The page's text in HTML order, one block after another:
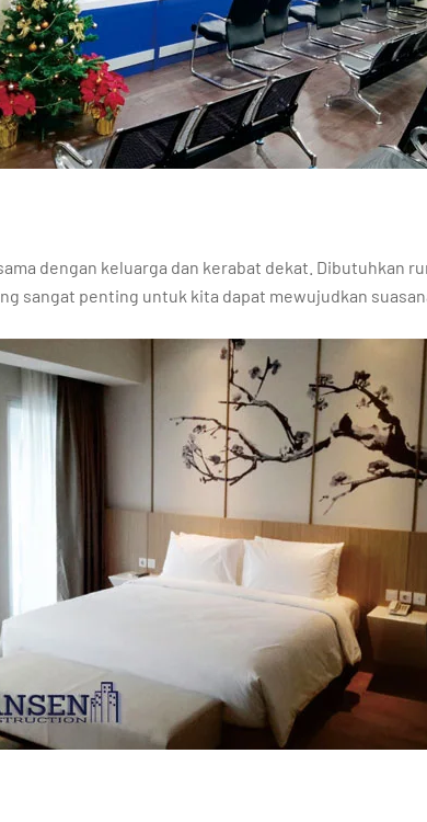
dengan keluarga dan kerabat dekat. Dibutuhkan
sangat penting untuk kita dapat mewujudkan